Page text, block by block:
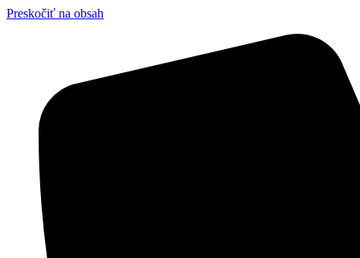
Preskočiť na obsah